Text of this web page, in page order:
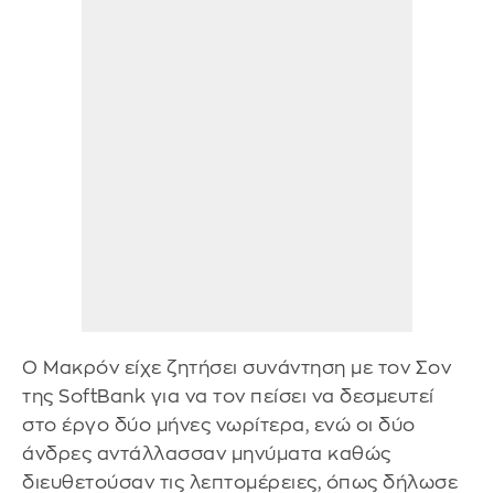
Ο Μακρόν είχε ζητήσει συνάντηση με τον Σον
της SoftBank για να τον πείσει να δεσμευτεί
στο έργο δύο μήνες νωρίτερα, ενώ οι δύο
άνδρες αντάλλασσαν μηνύματα καθώς
διευθετούσαν τις λεπτομέρειες, όπως δήλωσε